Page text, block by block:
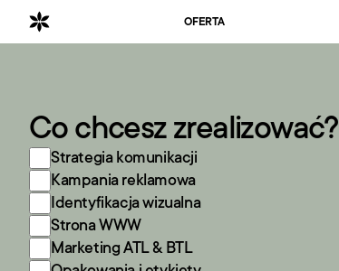
Co chcesz zrealizować?
Strategia komunikacji
Kampania reklamowa
Identyfikacja wizualna
Strona WWW
Marketing ATL & BTL
OFERTA